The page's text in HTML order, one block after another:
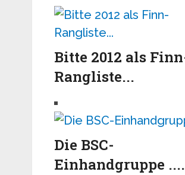
Bitte 2012 als
Rangliste...
Die BSC-
Einhandgruppe ....